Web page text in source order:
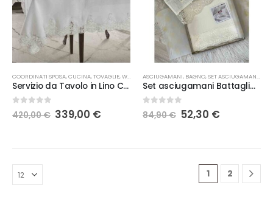
COORDINATI SPOSA,CUCINA,TOVAGLIE,WEDDING
Servizio da Tavolo in Lino Chiarelle Narciso
420,00€ Il
prezzo
420,00 €.
339,00 €Il
339,00 €.
ASCIUGAMANI, BAGNO,SET ASCIUGAMANI
Set asciugamani Battaglia Segreti Ricamo n.1
84,90€ Il
prezzo
84,90 €.
52,30 €Il
52,30 €.
1 2